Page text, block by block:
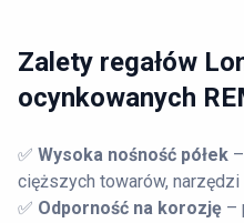
Zalety regałów
ocynkowanych
✅ Wysoka nośność półek
cięższych towarów, narzędzi
✅ Odporność na korozję –